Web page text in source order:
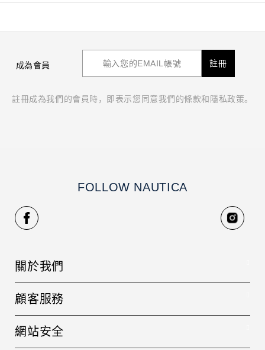
成為會員 註冊
註冊成為我們的會員時，即表示您同意我們的條款和隱私政策。
FOLLOW NAUTICA
關於我們
品牌故事
人才招募
銷售據點
顧客服務
聯絡我們
常見問題
寄送方式
網站安全
隱私權政策